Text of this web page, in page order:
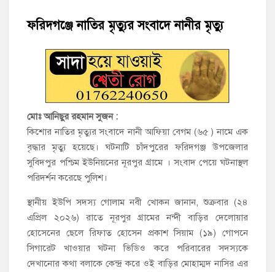
চেক বিতরণ
হাজীগঞ্জ ডিগ্রি কলেজ গভীর শ্রদ্ধার সঙ্গে জুলাই গণঅভ্যুত্থানের সকল
শহীদকে স্মরণ
হাজীগঞ্জের যুবধারা সমবায় ক্ষুদ্রঋণ পুনরায় চালু করে মানুষের আমানতের
টাকা পরিশোধ করা হবে
হাজীগঞ্জের বাকিলা উবির অভিভাবক সদস্য হোসেন মোল্লা লিটন সম্মাননা
পেলেন
গণঅভ্যুত্থান দিবসে ফরিদগঞ্জ মাদ্রাসা মাঠে বিএনপির গণসমাবেশ
হাজীগঞ্জের ২নং দক্ষিণ পশ্চিম রাজারগাঁও সপ্রাবিতে মা সমাবেশ ও
পরিচিতি সভা
চাঁদপুর জেলা জিয়া সাইবার ফোর্সের সভাপতি হাজীগঞ্জের কৃতী সন্তান
এসএম সবুজ হোসেন
ফরিদগঞ্জে নাতির মৃত্যুর সংবাদে নানীর মৃত্যু
মোঃ আনিছুর রহমান সুজন :
কিশোর নাতির মৃত্যুর সংবাদে নানী আফিয়া বেগম (৬৫ ) নামে এক
বৃদ্ধার মৃত্যু হয়েছে। ঘটনাটি চাঁদপুরের ফরিদগঞ্জ উপজেলার
সুবিদপুর পশ্চিম ইউনিয়নের নূরপুর গ্রামে । সংবাদ পেয়ে ঘটনাস্থল
পরিদর্শন করেছে পুলিশ।
স্থানীয় ইউপি সদস্য গোলাম নবী খোকন জানান, শুক্রবার (২৪
এপ্রিল ২০২৬) রাতে নূরপুর গ্রামের নন্দী বাড়ির দেলোয়ার
হোসেনের ছেলে রিফাত হোসেন প্রকাশ সিয়াম (১৯) গোপনে
সিগারেট খাওয়ার ঘটনা ভিডিও করে পরিবারের সদস্যকে
দেখানোর কথা বলাকে কেন্দ্র করে ওই বাড়ির মোহাম্মদ নাসির এর